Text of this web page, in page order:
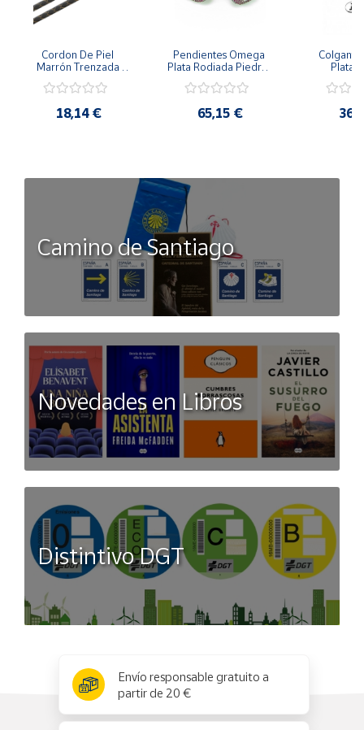
Cordon De Piel
Marrón Trenzada
Plata De 45Cm
18,14 €
Pendientes Omega
Plata Rodiada Piedras
65,15 €
Plata
Camino de Santiago
Novedades en Libros
Distintivo DGT
Envío responsable gratuito a
partir de 20 €